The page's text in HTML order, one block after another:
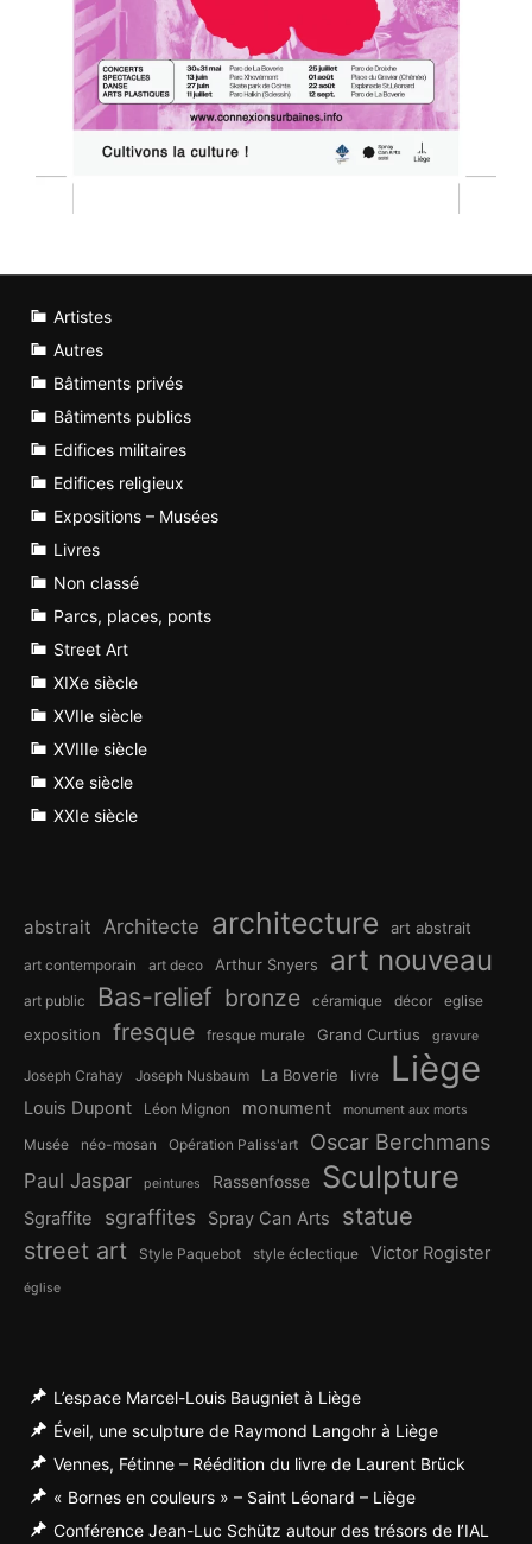
Artistes
Autres
Bâtiments privés
Bâtiments publics
Edifices militaires
Edifices religieux
Expositions – Musées
Livres
Non classé
Parcs, places, ponts
Street Art
XIXe siècle
XVIIe siècle
XVIIIe siècle
XXe siècle
XXIe siècle
abstrait Architecte architecture art abstrait
art contemporain art deco Arthur Snyers art nouveau
art public Bas-relief bronze céramique décor eglise
exposition fresque fresque murale Grand Curtius gravure
Joseph Crahay Joseph Nusbaum La Boverie livre Liège
Louis Dupont Léon Mignon monument monument aux morts
Musée néo-mosan Opération Paliss'art Oscar Berchmans
Paul Jaspar peintures Rassenfosse Sculpture
Sgraffite sgraffites Spray Can Arts statue
street art Style Paquebot style éclectique Victor Rogister
église
L’espace Marcel-Louis Baugniet à Liège
Éveil, une sculpture de Raymond Langohr à Liège
Vennes, Fétinne – Réédition du livre de Laurent Brück
« Bornes en couleurs » – Saint Léonard – Liège
Conférence Jean-Luc Schütz autour des trésors de l’IAL